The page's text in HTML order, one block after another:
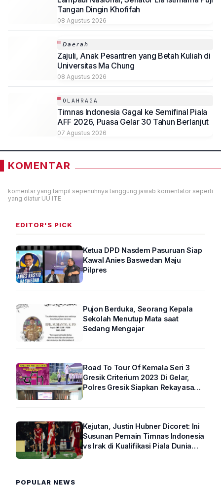
Tangan Dingin Khofifah
08 Agustus 2026
𝘋𝘢𝘦𝘳𝘢𝘩
Zajuli, Anak Pesantren yang Betah Kuliah di
Universitas Ma Chung
08 Agustus 2026
OLAHRAGA
Timnas Indonesia Gagal ke Semifinal Piala
AFF 2026, Puasa Gelar 30 Tahun Berlanjut
07 Agustus 2026
KOMENTAR
komentar yang tampil sepenuhnya tanggung jawab komentator seperti
yang diatur UU ITE
EDITOR'S PICK
Ketua DPD Nasdem Pasuruan Siap
Kawal Anies Baswedan Maju
Pilpres
Pujon Berduka, Seorang Kepala
Sekolah Menutup Mata saat
Sedang Mengajar
Road To Tour Of Kemala Seri 3
Gresik Criterium 2023 Di Gelar,
Polres Gresik Siapkan Rekayasa
Kejutan, Justin Hubner Dicoret: Ini
Susunan Pemain Timnas Indonesia
vs Irak di Kualifikasi Piala Dunia
POPULAR NEWS